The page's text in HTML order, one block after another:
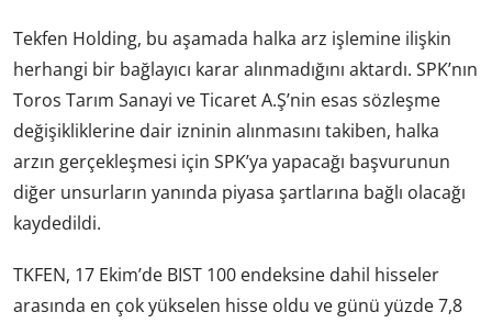
Tekfen Holding, bu aşamada halka arz işlemine ilişkin
herhangi bir bağlayıcı karar alınmadığını aktardı. SPK’nın
Toros Tarım Sanayi ve Ticaret A.Ş’nin esas sözleşme
değişikliklerine dair izninin alınmasını takiben, halka
arzın gerçekleşmesi için SPK’ya yapacağı başvurunun
diğer unsurların yanında piyasa şartlarına bağlı olacağı
kaydedildi.
TKFEN, 17 Ekim’de BIST 100 endeksine dahil hisseler
arasında en çok yükselen hisse oldu ve günü yüzde 7,8